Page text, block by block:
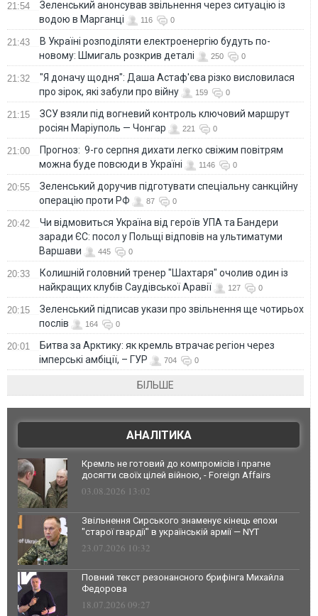
21:54
Зеленський анонсував звільнення через ситуацію із
водою в Марганці
116 0
21:43
В Україні розподіляти електроенергію будуть по-
новому: Шмигаль розкрив деталі
250 0
21:32
"Я доначу щодня": Даша Астаф'єва різко висловилася
про зірок, які забули про війну
159 0
21:15
ЗСУ взяли під вогневий контроль ключовий маршрут
росіян Маріуполь — Чонгар
221 0
21:00
Прогноз: 9-го серпня дихати легко свіжим повітрям
можна буде повсюди в Україні
1146 0
20:55
Зеленський доручив підготувати спеціальну санкційну
операцію проти РФ
87 0
20:42
Чи відмовиться Україна від героїв УПА та Бандери
заради ЄС: посол у Польщі відповів на ультиматуми
Варшави
445 0
20:33
Колишній головний тренер "Шахтаря" очолив один із
найкращих клубів Саудівської Аравії
127 0
20:15
Зеленський підписав укази про звільнення ще чотирьох
послів
164 0
20:01
Битва за Арктику: як кремль втрачає регіон через
імперські амбіції, – ГУР
704 0
БІЛЬШЕ
АНАЛІТИКА
Кремль не готовий до компромісів і прагне
досягти своїх цілей війною, - Foreign Affairs
03.08.2026 13:02
Звільнення Сирського знаменує кінець епохи
"старої гвардії" в українській армії — NYT
23.07.2026 10:32
Повний текст резонансного брифінга Михайла
Федорова
18.07.2026 09:27